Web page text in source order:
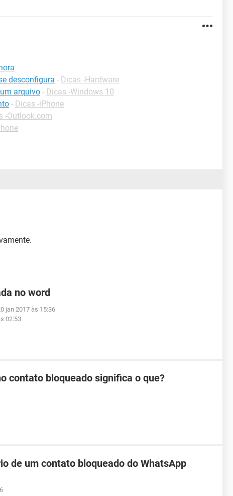
desconfigura - Dicas -Hardware
arquivo - Dicas -Windows 10
- Dicas -iPhone
-Outlook.com
no word
jan 2017 às 15:36
02:53
contato bloqueado significa o que?
de um contato bloqueado do WhatsApp